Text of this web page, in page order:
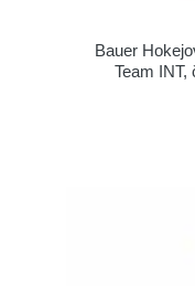
Bauer
Team INT,